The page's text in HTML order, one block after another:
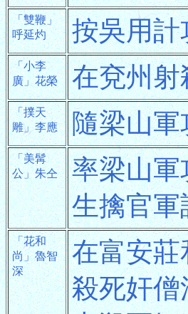
「雙鞭」
呼延灼
按吳用
「小李
廣」花榮
在兗州
「撲天
雕」李應
隨梁山
「美髯
公」朱仝
率梁山
生擒官
「花和
尚」魯智
深
在富安
殺死奸